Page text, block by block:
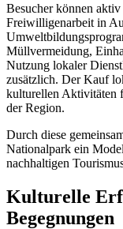
Besucher können
Freiwilligenarbeit in
Müllvermeidung,
Nutzung lokaler
zusätzlich. Der Kauf
kulturellen Aktivitäten
der Region.
Durch diese
Nationalpark ein
nachhaltigen
Kulturelle
Begegnungen